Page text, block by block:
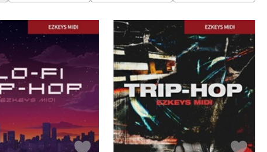
アンプ エフェクター
配信/ライブ
機器
楽器アクセサ
リ